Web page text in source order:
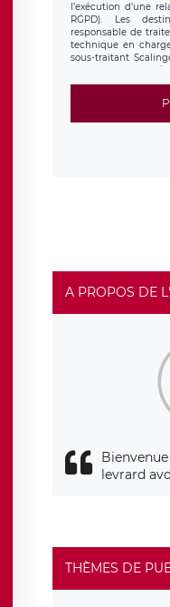
l’exécution d’une
RGPD). Les
responsable de
technique en
sous-traitant
toute personne
d’inscription est
protection
sont conservées
rue Léopold Sédar
également le droit
d’une autorité de
A PROPOS DE
levrard
THÈMES DE